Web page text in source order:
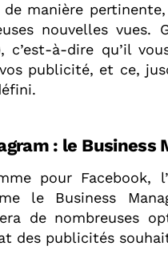
manière
nouvelles vues.
c’est-à-dire qu’il
publicité, et ce,
: le Business
pour Facebook,
le Business
de nombreuses
des publicités